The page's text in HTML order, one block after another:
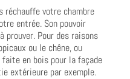
réchauffe votre chambre
entrée. Son pouvoir
prouver. Pour des raisons
ou le chêne, ou
en bois pour la façade
extérieure par exemple.